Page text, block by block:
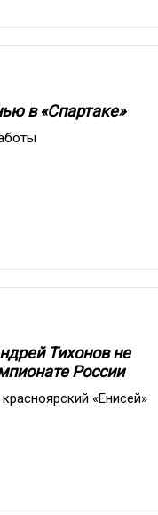
в «Спартаке»
Тихонов не
России
«Енисей»